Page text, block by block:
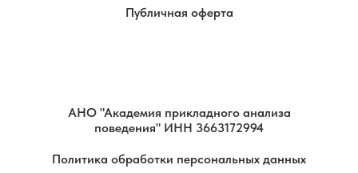
Публичная оферта
АНО "Академия прикладного анализа
поведения" ИНН 3663172994
Политика обработки персональных данных